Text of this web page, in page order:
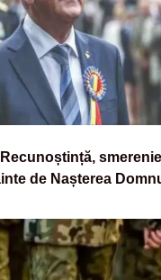
de Nașterea